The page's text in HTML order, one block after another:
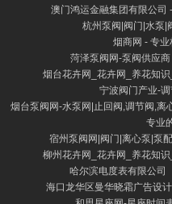
澳门鸿运金融集团有限公司
杭州泵阀|阀门|水泵|
烟商网 - 专
菏泽泵阀网-泵阀供应
烟台花卉网_花卉网_养花知
宁波阀门产业-
烟台泵阀网-水泵网|止回阀,调节阀,离
专业
宿州泵阀网|阀门|离心泵|泵
柳州花卉网_花卉网_养花知
哈尔滨电度表有限公司
海口龙华区曼华晓霜广告设